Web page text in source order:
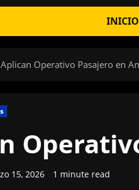
INICIO
Aplican Operativo Pasajero en
15, 2026 1 minute read